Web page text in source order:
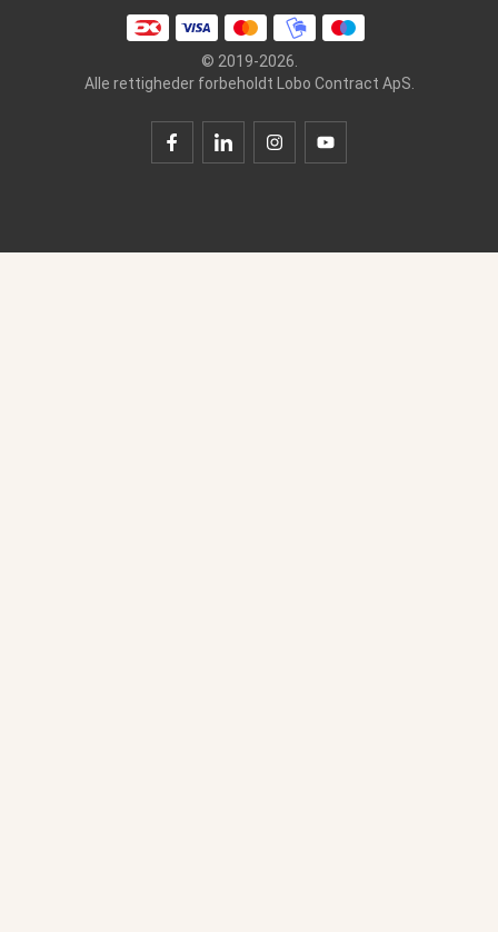
© 2019-2026.
Alle rettigheder forbeholdt Lobo Contract ApS.